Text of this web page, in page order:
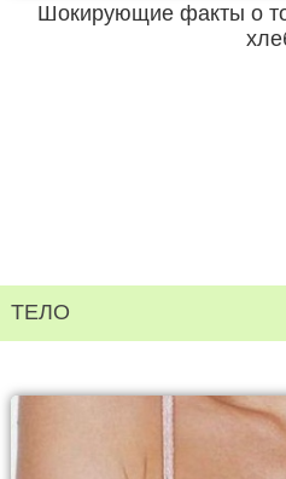
Шокирующие факты о
ТЕЛО